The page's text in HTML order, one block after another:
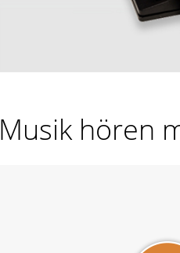
Musik hören